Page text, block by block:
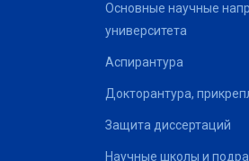
Основные научные
университета
Аспирантура
Докторантура,
Защита диссертаций
Научные школы и